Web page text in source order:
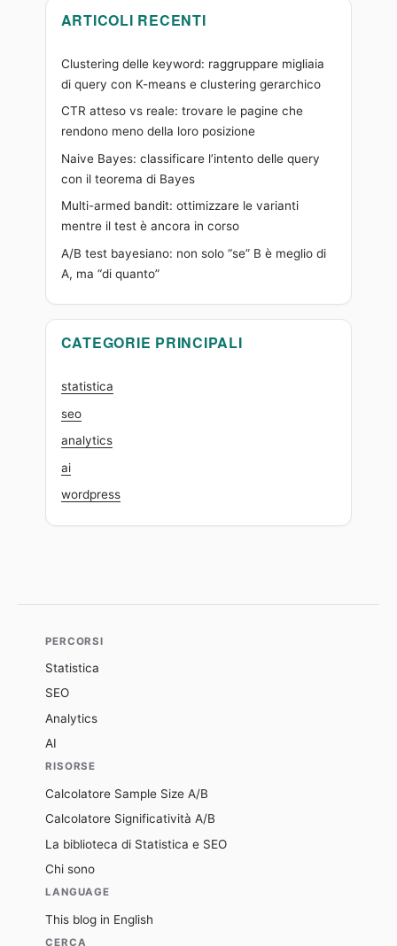
ARTICOLI RECENTI
Clustering delle keyword: raggruppare migliaia
di query con K-means e clustering gerarchico
CTR atteso vs reale: trovare le pagine che
rendono meno della loro posizione
Naive Bayes: classificare l’intento delle query
con il teorema di Bayes
Multi-armed bandit: ottimizzare le varianti
mentre il test è ancora in corso
A/B test bayesiano: non solo “se” B è meglio di
A, ma “di quanto”
CATEGORIE PRINCIPALI
statistica
seo
analytics
ai
wordpress
PERCORSI
Statistica
SEO
Analytics
AI
RISORSE
Calcolatore Sample Size A/B
Calcolatore Significatività A/B
La biblioteca di Statistica e SEO
Chi sono
LANGUAGE
This blog in English
CERCA